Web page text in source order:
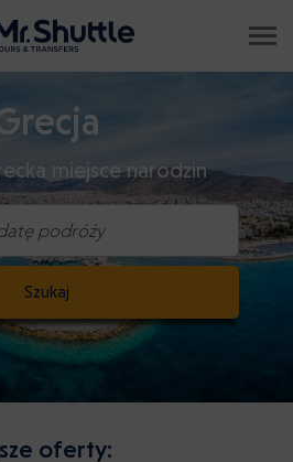
miejsce narodzin
podróży
Szukaj
oferty: